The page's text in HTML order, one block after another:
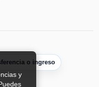
y
o ingreso